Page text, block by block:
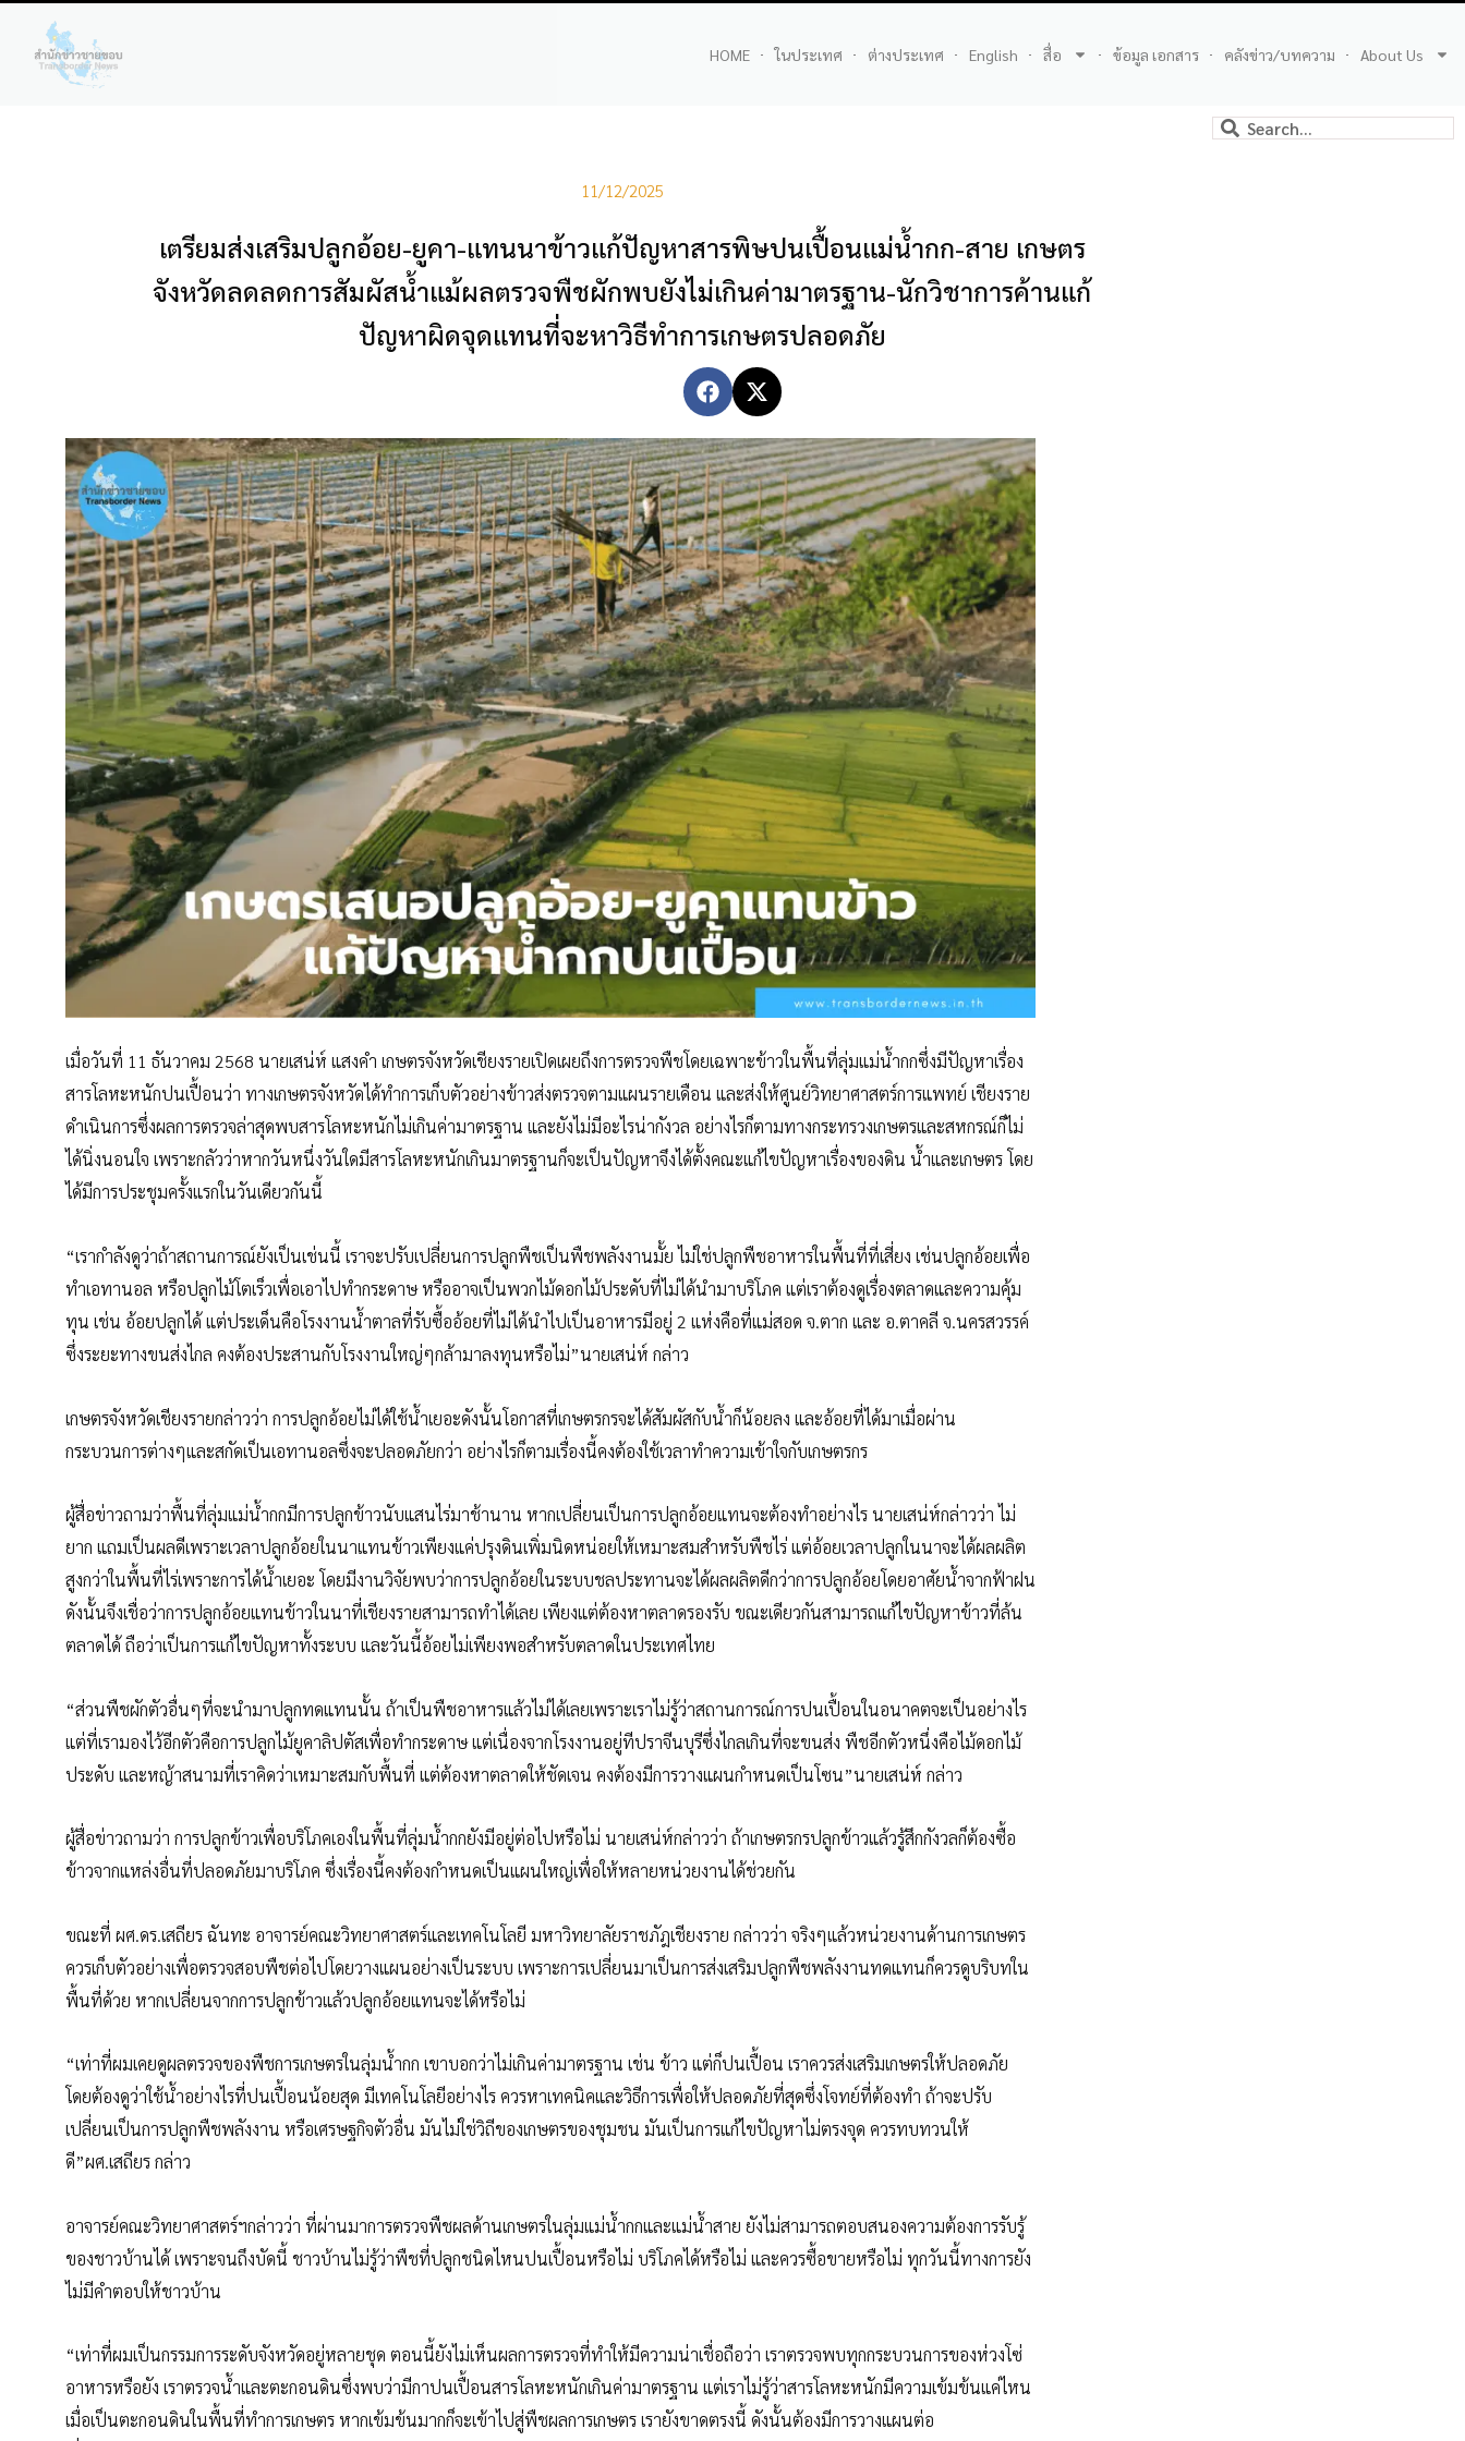
HOME ในประเทศ ต่างประเทศ English สื่อ ข้อมูล เอกสาร คลังข่าว/บทความ About Us
11/12/2025
เตรียมส่งเสริมปลูกอ้อย-ยูคา-แทนนาข้าวแก้ปัญหาสารพิษปนเปื้อนแม่น้ำกก-สาย เกษตร
จังหวัดลดลดการสัมผัสน้ำแม้ผลตรวจพืชผักพบยังไม่เกินค่ามาตรฐาน-นักวิชาการค้านแก้
ปัญหาผิดจุดแทนที่จะหาวิธีทำการเกษตรปลอดภัย
เมื่อวันที่ 11 ธันวาคม 2568 นายเสน่ห์ แสงคำ เกษตรจังหวัดเชียงรายเปิดเผยถึงการตรวจพืชโดยเฉพาะข้าวในพื้นที่ลุ่มแม่น้ำกกซึ่งมีปัญหาเรื่อง
สารโลหะหนักปนเปื้อนว่า ทางเกษตรจังหวัดได้ทำการเก็บตัวอย่างข้าวส่งตรวจตามแผนรายเดือน และส่งให้ศูนย์วิทยาศาสตร์การแพทย์ เชียงราย
ดำเนินการซึ่งผลการตรวจล่าสุดพบสารโลหะหนักไม่เกินค่ามาตรฐาน และยังไม่มีอะไรน่ากังวล อย่างไรก็ตามทางกระทรวงเกษตรและสหกรณ์ก็ไม่
ได้นิ่งนอนใจ เพราะกลัวว่าหากวันหนึ่งวันใดมีสารโลหะหนักเกินมาตรฐานก็จะเป็นปัญหาจึงได้ตั้งคณะแก้ไขปัญหาเรื่องของดิน น้ำและเกษตร โดย
ได้มีการประชุมครั้งแรกในวันเดียวกันนี้
“เรากำลังดูว่าถ้าสถานการณ์ยังเป็นเช่นนี้ เราจะปรับเปลี่ยนการปลูกพืชเป็นพืชพลังงานมั้ย ไม่ใช่ปลูกพืชอาหารในพื้นที่ที่เสี่ยง เช่นปลูกอ้อยเพื่อ
ทำเอทานอล หรือปลูกไม้โตเร็วเพื่อเอาไปทำกระดาษ หรืออาจเป็นพวกไม้ดอกไม้ประดับที่ไม่ได้นำมาบริโภค แต่เราต้องดูเรื่องตลาดและความคุ้ม
ทุน เช่น อ้อยปลูกได้ แต่ประเด็นคือโรงงานน้ำตาลที่รับซื้ออ้อยที่ไม่ได้นำไปเป็นอาหารมีอยู่ 2 แห่งคือที่แม่สอด จ.ตาก และ อ.ตาคลี จ.นครสวรรค์
ซึ่งระยะทางขนส่งไกล คงต้องประสานกับโรงงานใหญ่ๆกล้ามาลงทุนหรือไม่”นายเสน่ห์ กล่าว
เกษตรจังหวัดเชียงรายกล่าวว่า การปลูกอ้อยไม่ได้ใช้น้ำเยอะดังนั้นโอกาสที่เกษตรกรจะได้สัมผัสกับน้ำก็น้อยลง และอ้อยที่ได้มาเมื่อผ่าน
กระบวนการต่างๆและสกัดเป็นเอทานอลซึ่งจะปลอดภัยกว่า อย่างไรก็ตามเรื่องนี้คงต้องใช้เวลาทำความเข้าใจกับเกษตรกร
ผู้สื่อข่าวถามว่าพื้นที่ลุ่มแม่น้ำกกมีการปลูกข้าวนับแสนไร่มาช้านาน หากเปลี่ยนเป็นการปลูกอ้อยแทนจะต้องทำอย่างไร นายเสน่ห์กล่าวว่า ไม่
ยาก แถมเป็นผลดีเพราะเวลาปลูกอ้อยในนาแทนข้าวเพียงแค่ปรุงดินเพิ่มนิดหน่อยให้เหมาะสมสำหรับพืชไร่ แต่อ้อยเวลาปลูกในนาจะได้ผลผลิต
สูงกว่าในพื้นที่ไร่เพราะการได้น้ำเยอะ โดยมีงานวิจัยพบว่าการปลูกอ้อยในระบบชลประทานจะได้ผลผลิตดีกว่าการปลูกอ้อยโดยอาศัยน้ำจากฟ้าฝน
ดังนั้นจึงเชื่อว่าการปลูกอ้อยแทนข้าวในนาที่เชียงรายสามารถทำได้เลย เพียงแต่ต้องหาตลาดรองรับ ขณะเดียวกันสามารถแก้ไขปัญหาข้าวที่ล้น
ตลาดได้ ถือว่าเป็นการแก้ไขปัญหาทั้งระบบ และวันนี้อ้อยไม่เพียงพอสำหรับตลาดในประเทศไทย
“ส่วนพืชผักตัวอื่นๆที่จะนำมาปลูกทดแทนนั้น ถ้าเป็นพืชอาหารแล้วไม่ได้เลยเพราะเราไม่รู้ว่าสถานการณ์การปนเปื้อนในอนาคตจะเป็นอย่างไร
แต่ที่เรามองไว้อีกตัวคือการปลูกไม้ยูคาลิปตัสเพื่อทำกระดาษ แต่เนื่องจากโรงงานอยู่ทีปราจีนบุรีซึ่งไกลเกินที่จะขนส่ง พืชอีกตัวหนึ่งคือไม้ดอกไม้
ประดับ และหญ้าสนามที่เราคิดว่าเหมาะสมกับพื้นที่ แต่ต้องหาตลาดให้ชัดเจน คงต้องมีการวางแผนกำหนดเป็นโซน”นายเสน่ห์ กล่าว
ผู้สื่อข่าวถามว่า การปลูกข้าวเพื่อบริโภคเองในพื้นที่ลุ่มน้ำกกยังมีอยู่ต่อไปหรือไม่ นายเสน่ห์กล่าวว่า ถ้าเกษตรกรปลูกข้าวแล้วรู้สึกกังวลก็ต้องซื้อ
ข้าวจากแหล่งอื่นที่ปลอดภัยมาบริโภค ซึ่งเรื่องนี้คงต้องกำหนดเป็นแผนใหญ่เพื่อให้หลายหน่วยงานได้ช่วยกัน
ขณะที่ ผศ.ดร.เสถียร ฉันทะ อาจารย์คณะวิทยาศาสตร์และเทคโนโลยี มหาวิทยาลัยราชภัฎเชียงราย กล่าวว่า จริงๆแล้วหน่วยงานด้านการเกษตร
ควรเก็บตัวอย่างเพื่อตรวจสอบพืชต่อไปโดยวางแผนอย่างเป็นระบบ เพราะการเปลี่ยนมาเป็นการส่งเสริมปลูกพืชพลังงานทดแทนก็ควรดูบริบทใน
พื้นที่ด้วย หากเปลี่ยนจากการปลูกข้าวแล้วปลูกอ้อยแทนจะได้หรือไม่
“เท่าที่ผมเคยดูผลตรวจของพืชการเกษตรในลุ่มน้ำกก เขาบอกว่าไม่เกินค่ามาตรฐาน เช่น ข้าว แต่ก็ปนเปื้อน เราควรส่งเสริมเกษตรให้ปลอดภัย
โดยต้องดูว่าใช้น้ำอย่างไรที่ปนเปื้อนน้อยสุด มีเทคโนโลยีอย่างไร ควรหาเทคนิคและวิธีการเพื่อให้ปลอดภัยที่สุดซึ่งโจทย์ที่ต้องทำ ถ้าจะปรับ
เปลี่ยนเป็นการปลูกพืชพลังงาน หรือเศรษฐกิจตัวอื่น มันไม่ใช่วิถีของเกษตรของชุมชน มันเป็นการแก้ไขปัญหาไม่ตรงจุด ควรทบทวนให้
ดี”ผศ.เสถียร กล่าว
อาจารย์คณะวิทยาศาสตร์ฯกล่าวว่า ที่ผ่านมาการตรวจพืชผลด้านเกษตรในลุ่มแม่น้ำกกและแม่น้ำสาย ยังไม่สามารถตอบสนองความต้องการรับรู้
ของชาวบ้านได้ เพราะจนถึงบัดนี้ ชาวบ้านไม่รู้ว่าพืชที่ปลูกชนิดไหนปนเปื้อนหรือไม่ บริโภคได้หรือไม่ และควรซื้อขายหรือไม่ ทุกวันนี้ทางการยัง
ไม่มีคำตอบให้ชาวบ้าน
“เท่าที่ผมเป็นกรรมการระดับจังหวัดอยู่หลายชุด ตอนนี้ยังไม่เห็นผลการตรวจที่ทำให้มีความน่าเชื่อถือว่า เราตรวจพบทุกกระบวนการของห่วงโซ่
อาหารหรือยัง เราตรวจน้ำและตะกอนดินซึ่งพบว่ามีกาปนเปื้อนสารโลหะหนักเกินค่ามาตรฐาน แต่เราไม่รู้ว่าสารโลหะหนักมีความเข้มข้นแค่ไหน
เมื่อเป็นตะกอนดินในพื้นที่ทำการเกษตร หากเข้มข้นมากก็จะเข้าไปสู่พืชผลการเกษตร เรายังขาดตรงนี้ ดังนั้นต้องมีการวางแผนต่อ